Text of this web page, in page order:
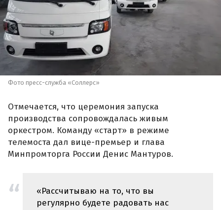
Фото пресс-служба «Соллерс»
Отмечается, что церемония запуска
производства сопровождалась живым
оркестром. Команду «старт» в режиме
телемоста дал вице-премьер и глава
Минпромторга России Денис Мантуров.
«Рассчитываю на то, что вы
регулярно будете радовать нас